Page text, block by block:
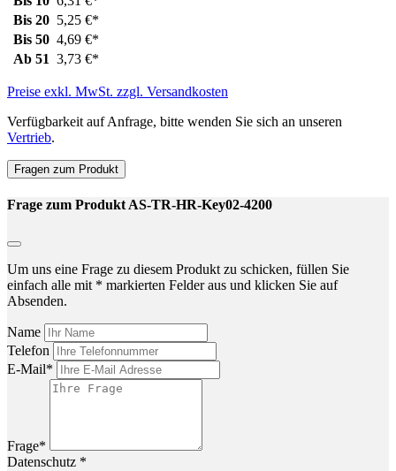
Bis 20 5,25 €*
Bis 50 4,69 €*
Ab 51 3,73 €*
Preise exkl. MwSt. zzgl. Versandkosten
Verfügbarkeit auf Anfrage, bitte wenden Sie sich an unseren
Vertrieb.
Fragen zum Produkt
Frage zum Produkt AS-TR-HR-Key02-4200
Um uns eine Frage zu diesem Produkt zu schicken, füllen Sie
einfach alle mit * markierten Felder aus und klicken Sie auf
Absenden.
Name
Telefon
E-Mail*
Frage*
Datenschutz *